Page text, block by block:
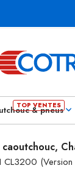
& pneus
CL3200